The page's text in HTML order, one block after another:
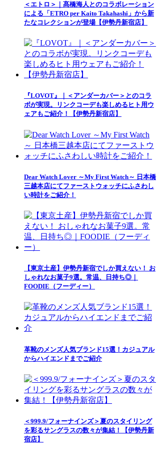
＜エトロ＞｜髙橋海人とのコラボレーション
による「ETRO per Kaito Takahashi」から新
たなコレクションが登場【伊勢丹新宿店】
『LOVOT』｜＜アンダーカバー＞とのコラ
ボが実現。リンクコーデも楽しめるヒト用ウ
ェアもご紹介！【伊勢丹新宿店】
Dear Watch Lover ～My First Watch～ 日本橋
三越本店にてファーストウォッチにふさわし
い時計をご紹介！
【東京土産】伊勢丹新宿でしか買えない！ お
しゃれなお菓子9選。常温、日持ち◎｜
FOODIE（フーディー）
革靴のメンズ人気ブランド15選！カジュアル
からハイエンドまでご紹介
＜999.9/フォーナインズ＞夏のスタイリング
を彩るサングラスの数々が集結！【伊勢丹新
宿店】